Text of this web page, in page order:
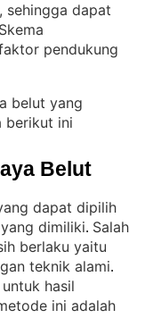
sehingga dapat
Skema
pendukung
belut yang
berikut ini
Belut
dapat dipilih
dimiliki. Salah
berlaku yaitu
teknik alami
hasil
ini adalah